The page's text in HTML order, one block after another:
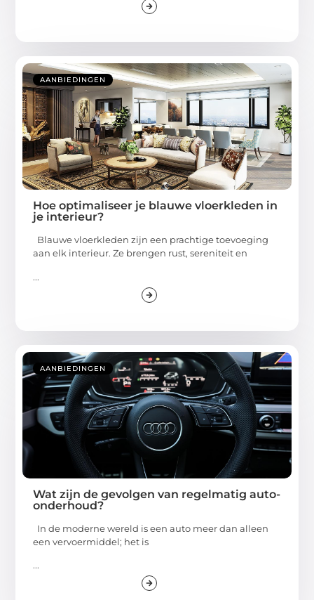
AANBIEDINGEN
Hoe optimaliseer je blauwe vloerkleden in
je interieur?
Blauwe vloerkleden zijn een prachtige toevoeging
aan elk interieur. Ze brengen rust, sereniteit en
...
AANBIEDINGEN
Wat zijn de gevolgen van regelmatig auto-
onderhoud?
In de moderne wereld is een auto meer dan alleen
een vervoermiddel; het is
...